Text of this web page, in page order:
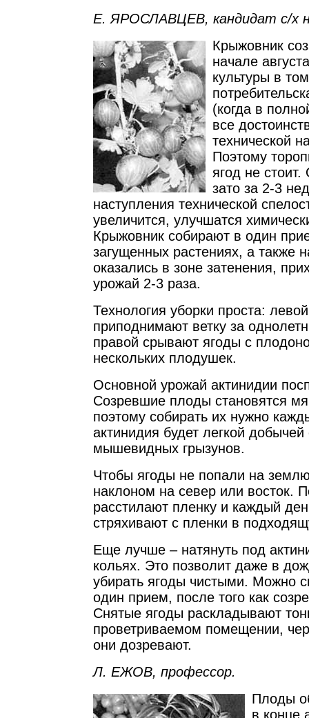
Е. ЯРОСЛАВЦЕВ, кандидат с/х
Крыжовник
начале
культуры в
(когда в
все
технической
Поэтому
ягод не
зато за 2-3
наступления технической
увеличится, улучшатся
Крыжовник собирают в один
загущенных растениях, а также
оказались в зоне затенения,
урожай 2-3 раза.
Технология уборки проста:
приподнимают ветку за
правой срывают ягоды с
нескольких плодушек.
Основной урожай актинидии
Созревшие плоды становятся
поэтому собирать их нужно
актинидия будет легкой добычей
мышевидных грызунов.
Чтобы ягоды не попали на
наклоном на север или восток.
расстилают пленку и каждый
стряхивают с пленки в
Еще лучше – натянуть под
кольях. Это позволит даже в
убирать ягоды чистыми. Можно
один прием, после того как
Снятые ягоды раскладывают
проветриваемом помещении,
они дозревают.
Л. ЕЖОВ, профессор.
Плоды
в конце